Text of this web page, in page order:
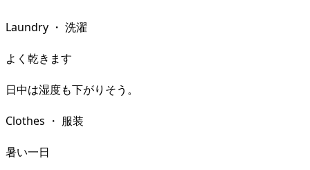
Laundry ・ 洗濯
よく乾きます
日中は湿度も下がりそう。
Clothes ・ 服装
暑い一日